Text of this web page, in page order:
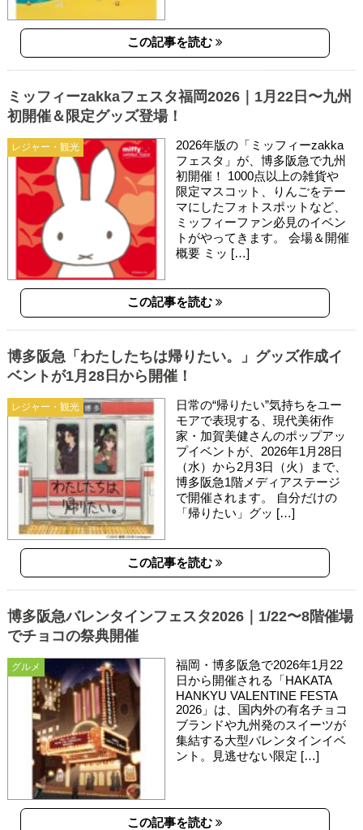
この記事を読む
レジャー・観光
ミッフィーzakkaフェスタ福岡2026｜1月22日〜九州
初開催＆限定グッズ登場！
2026年版の「ミッフィーzakka
フェスタ」が、博多阪急で九州
初開催！ 1000点以上の雑貨や
限定マスコット、りんごをテー
マにしたフォトスポットなど、
ミッフィーファン必見のイベン
トがやってきます。 会場＆開催
概要 ミッ […]
この記事を読む
レジャー・観光
博多阪急「わたしたちは帰りたい。」グッズ作成イ
ベントが1月28日から開催！
日常の“帰りたい”気持ちをユー
モアで表現する、現代美術作
家・加賀美健さんのポップアッ
プイベントが、2026年1月28日
（水）から2月3日（火）まで、
博多阪急1階メディアステージ
で開催されます。 自分だけの
「帰りたい」グッ […]
この記事を読む
グルメ
博多阪急バレンタインフェスタ2026｜1/22〜8階催場
でチョコの祭典開催
福岡・博多阪急で2026年1月22
日から開催される「HAKATA
HANKYU VALENTINE FESTA
2026」は、国内外の有名チョコ
ブランドや九州発のスイーツが
集結する大型バレンタインイベ
ント。見逃せない限定 […]
この記事を読む